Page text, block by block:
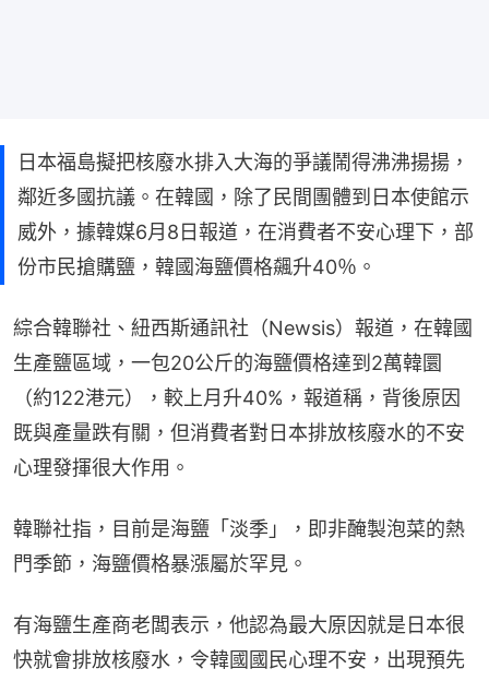
日本福島擬把核廢水排入大海的爭議鬧得沸沸揚揚，
鄰近多國抗議。在韓國，除了民間團體到日本使館示
威外，據韓媒6月8日報道，在消費者不安心理下，部
份市民搶購鹽，韓國海鹽價格飆升40％。
綜合韓聯社、紐西斯通訊社（Newsis）報道，在韓國
生產鹽區域，一包20公斤的海鹽價格達到2萬韓圜
（約122港元），較上月升40%，報道稱，背後原因
既與產量跌有關，但消費者對日本排放核廢水的不安
心理發揮很大作用。
韓聯社指，目前是海鹽「淡季」，即非醃製泡菜的熱
門季節，海鹽價格暴漲屬於罕見。
有海鹽生產商老闆表示，他認為最大原因就是日本很
快就會排放核廢水，令韓國國民心理不安，出現預先